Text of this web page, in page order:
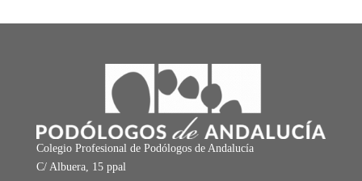
Colegio Profesional de Podólogos de Andalucía
C/ Albuera, 15 ppal